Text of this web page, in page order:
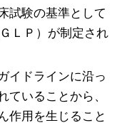
試験の基準として
ＬＰ）が制定され
イドラインに沿っ
ていることから、
作用を生じること